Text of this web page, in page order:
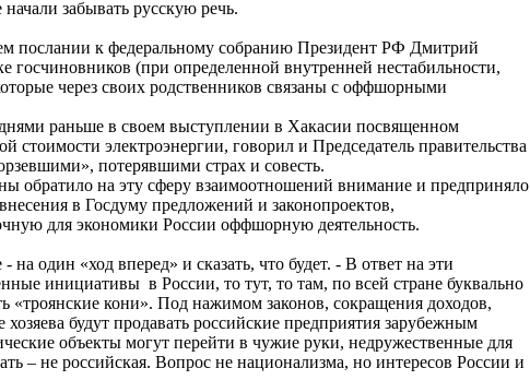
забывать русскую речь.
послании к федеральному собранию Президент РФ Дмитрий
госчиновников (при определенной внутренней нестабильности,
через своих родственников связаны с оффшорными
раньше в своем выступлении в Хакасии посвященном
стоимости электроэнергии, говорил и Председатель правительства
потерявшими страх и совесть.
на эту сферу взаимоотношений внимание и предприняло
в Госдуму предложений и законопроектов,
для экономики России оффшорную деятельность.
один «ход вперед» и сказать, что будет. - В ответ на эти
инициативы в России, то тут, то там, по всей стране буквально
«троянские кони». Под нажимом законов, сокращения доходов,
будут продавать российские предприятия зарубежным
объекты могут перейти в чужие руки, недружественные для
– не российская. Вопрос не национализма, но интересов России и